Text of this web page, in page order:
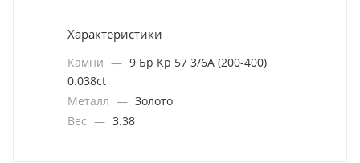
Характеристики
Камни — 9 Бр Кр 57 3/6А (200-400)
0.038ct
Металл — Золото
Вес — 3.38